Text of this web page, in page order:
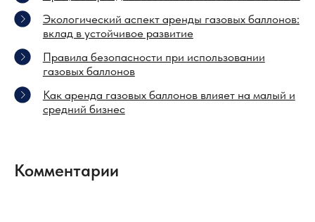
Экологический аспект аренды газовых баллонов:
вклад в устойчивое развитие
Правила безопасности при использовании
газовых баллонов
Как аренда газовых баллонов влияет на малый и
средний бизнес
Комментарии